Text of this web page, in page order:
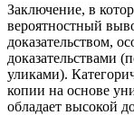
Заключение, в
вероятностный
доказательством,
доказательствами
уликами).
копии на основе
обладает высокой